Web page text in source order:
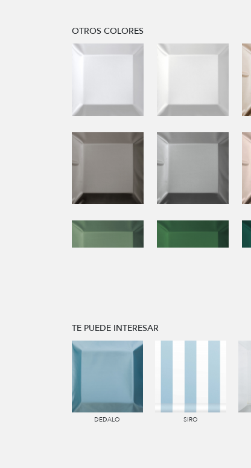
OTROS COLORES
TE PUEDE INTERESAR
DEDALO SIRO